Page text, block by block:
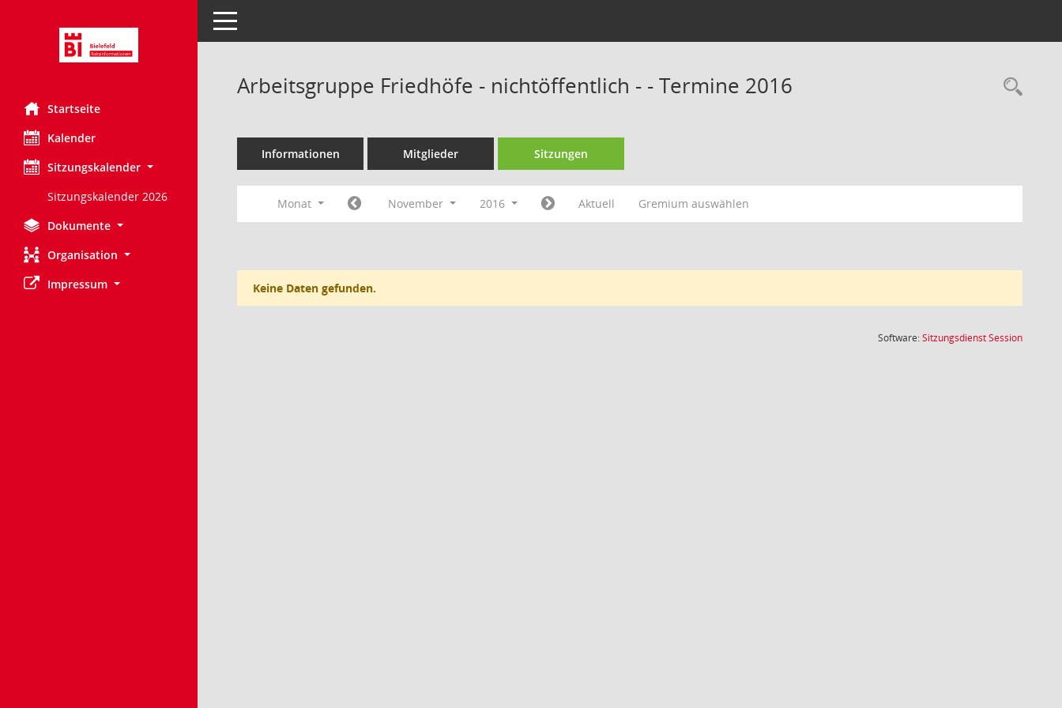
Startseite
Kalender
Sitzungskalender
Sitzungskalender 2026
Dokumente
Organisation
Impressum
Toggle navigation
Arbeitsgruppe Friedhöfe - nichtöffentlich - - Termine 2016
Informationen Mitglieder Sitzungen
Monat November 2016 Aktuell Gremium auswählen
Keine Daten gefunden.
Software:SitzungsdienstSession(Wird in